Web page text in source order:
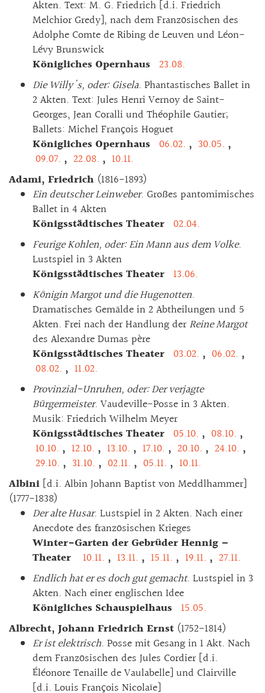
Akten. Text: M. G. Friedrich [d.i. Friedrich
Melchior Gredy], nach dem Französischen des
Adolphe Comte de Ribing de Leuven und Léon-
Lévy Brunswick
Königliches Opernhaus 23.08.
Die Willy's, oder: Gisela. Phantastisches Ballet in
2 Akten. Text: Jules Henri Vernoy de Saint-
Georges, Jean Coralli und Théophile Gautier;
Ballets: Michel François Hoguet
Königliches Opernhaus 06.02. , 30.05. ,
09.07. , 22.08. , 10.11.
Adami, Friedrich (1816-1893)
Ein deutscher Leinweber. Großes pantomimisches
Ballet in 4 Akten
Königsstädtisches Theater 02.04.
Feurige Kohlen, oder: Ein Mann aus dem Volke.
Lustspiel in 3 Akten
Königsstädtisches Theater 13.06.
Königin Margot und die Hugenotten.
Dramatisches Gemälde in 2 Abtheilungen und 5
Akten. Frei nach der Handlung derReine Margot
des Alexandre Dumas père
Königsstädtisches Theater 03.02. , 06.02. ,
08.02. , 11.02.
Provinzial-Unruhen, oder: Der verjagte
Bürgermeister. Vaudeville-Posse in 3 Akten.
Musik: Friedrich Wilhelm Meyer
Königsstädtisches Theater 05.10. , 08.10. ,
10.10. , 12.10. , 13.10. , 17.10. , 20.10. , 24.10. ,
29.10. , 31.10. , 02.11. , 05.11. , 10.11.
Albini [d.i. Albin Johann Baptist von Meddlhammer]
(1777-1838)
Der alte Husar. Lustspiel in 2 Akten. Nach einer
Anecdote des französischen Krieges
Winter-Garten der Gebrüder Hennig –
Theater
10.11. , 13.11. , 15.11. , 19.11. , 27.11.
Endlich hat er es doch gut gemacht. Lustspiel in 3
Akten. Nach einer englischen Idee
Königliches Schauspielhaus 15.05.
Albrecht, Johann Friedrich Ernst (1752-1814)
Er ist elektrisch. Posse mit Gesang in 1 Akt. Nach
dem Französischen des Jules Cordier [d.i.
Éléonore Tenaille de Vaulabelle] und Clairville
[d.i. Louis François Nicolaïe]